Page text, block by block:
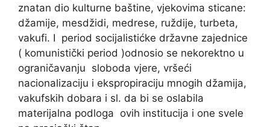
znatan dio kulturne baštine, vjekovima sticane:
džamije, mesdžidi, medrese, ruždije, turbeta,
vakufi. I period socijalistićke državne zajednice
( komunistički period )odnosio se nekorektno u
ograničavanju sloboda vjere, vršeći
nacionalizaciju i ekspropiraciju mnogih džamija,
vakufskih dobara i sl. da bi se oslabila
materijalna podloga ovih institucija i one svele